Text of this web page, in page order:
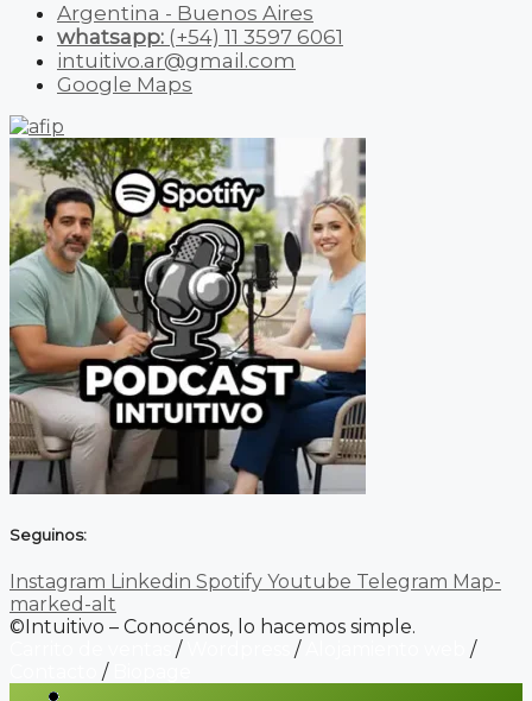
Argentina - Buenos Aires
whatsapp: (+54) 11 3597 6061
intuitivo.ar@gmail.com
Google Maps
Seguinos:
Instagram Linkedin Spotify Youtube Telegram Map-
marked-alt
©Intuitivo – Conocénos, lo hacemos simple.
/ /
/
/